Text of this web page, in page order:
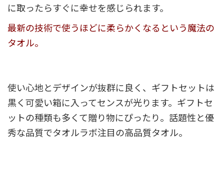
に取ったらすぐに幸せを感じられます。
最新の技術で使うほどに柔らかくなるという魔法の
タオル。
使い心地とデザインが抜群に良く、ギフトセットは
黒く可愛い箱に入ってセンスが光ります。ギフトセ
ットの種類も多くて贈り物にぴったり。話題性と優
秀な品質でタオルラボ注目の高品質タオル。